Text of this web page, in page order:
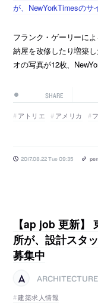
が、NewYorkTimesのサ
フランク・ゲーリーに
納屋を改修したり増築
オの写真が12枚、
SHARE
アトリエ アメリカ
2017.08.22 Tue 09:35
【ap job 更新】
所が、設計スタ
募集中
ARCHITECTURE
建築求人情報